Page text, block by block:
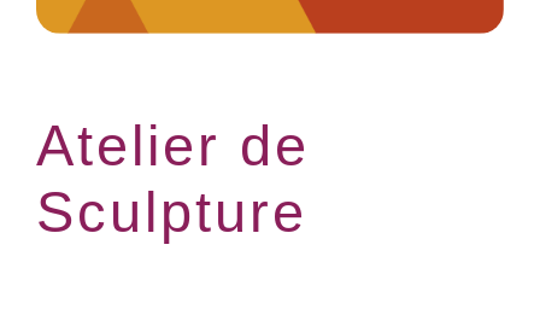
Atelier de
Sculpture